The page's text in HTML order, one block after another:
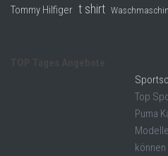
Tommy Hilfiger t shirt
Top
Puma